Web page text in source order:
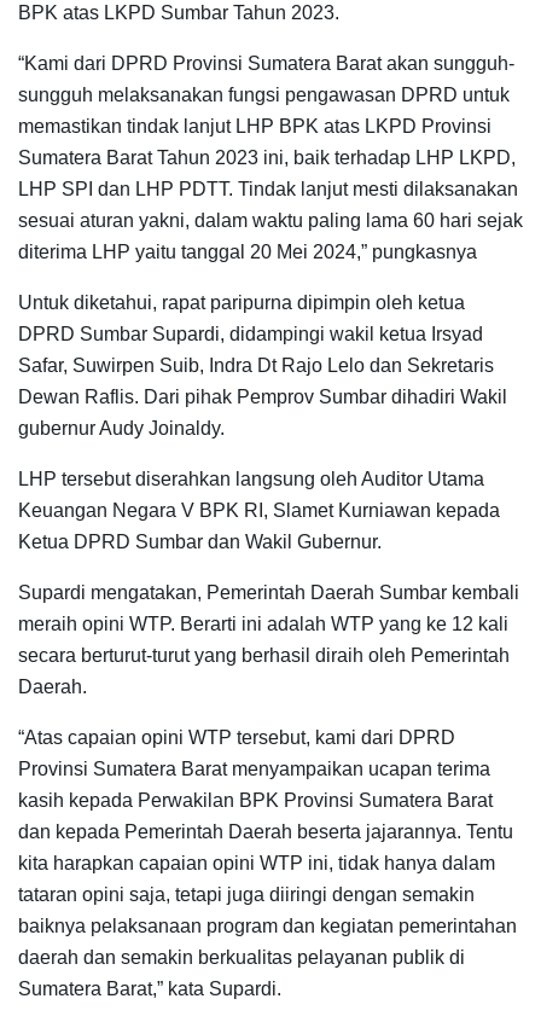
BPK atas LKPD Sumbar Tahun 2023.
“Kami dari DPRD Provinsi Sumatera Barat akan sungguh-
sungguh melaksanakan fungsi pengawasan DPRD untuk
memastikan tindak lanjut LHP BPK atas LKPD Provinsi
Sumatera Barat Tahun 2023 ini, baik terhadap LHP LKPD,
LHP SPI dan LHP PDTT. Tindak lanjut mesti dilaksanakan
sesuai aturan yakni, dalam waktu paling lama 60 hari sejak
diterima LHP yaitu tanggal 20 Mei 2024,” pungkasnya
Untuk diketahui, rapat paripurna dipimpin oleh ketua
DPRD Sumbar Supardi, didampingi wakil ketua Irsyad
Safar, Suwirpen Suib, Indra Dt Rajo Lelo dan Sekretaris
Dewan Raflis. Dari pihak Pemprov Sumbar dihadiri Wakil
gubernur Audy Joinaldy.
LHP tersebut diserahkan langsung oleh Auditor Utama
Keuangan Negara V BPK RI, Slamet Kurniawan kepada
Ketua DPRD Sumbar dan Wakil Gubernur.
Supardi mengatakan, Pemerintah Daerah Sumbar kembali
meraih opini WTP. Berarti ini adalah WTP yang ke 12 kali
secara berturut-turut yang berhasil diraih oleh Pemerintah
Daerah.
“Atas capaian opini WTP tersebut, kami dari DPRD
Provinsi Sumatera Barat menyampaikan ucapan terima
kasih kepada Perwakilan BPK Provinsi Sumatera Barat
dan kepada Pemerintah Daerah beserta jajarannya. Tentu
kita harapkan capaian opini WTP ini, tidak hanya dalam
tataran opini saja, tetapi juga diiringi dengan semakin
baiknya pelaksanaan program dan kegiatan pemerintahan
daerah dan semakin berkualitas pelayanan publik di
Sumatera Barat,” kata Supardi.